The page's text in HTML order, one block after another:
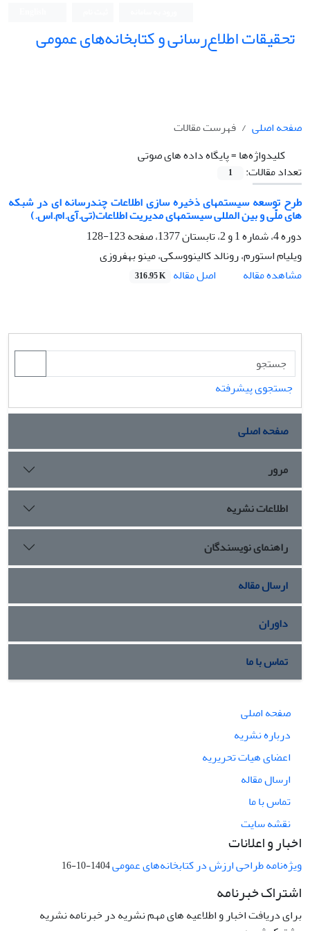
تحقیقات اطلاع‌رسانی و کتابخانه‌های عمومی
صفحه اصلی
فهرست مقالات
کلیدواژه‌ها =پایگاه داده های صوتی
تعداد مقالات:
1
طرح توسعه سیستمهای ذخیره سازی اطلاعات چندرسانه ای در شبکه
های ملّی و بین المللی سیستمهای مدیریت اطلاعات(تی.آی.ام.اس.)
دوره 4، شماره 1 و 2، تابستان 1377، صفحه
123-128
ویلیام استورم، رونالد کالینووسکی، مینو بهفروزی
مشاهده مقاله
اصل مقاله 316.95 K
جستجوی پیشرفته
صفحه اصلی
مرور
اطلاعات نشریه
راهنمای نویسندگان
ارسال مقاله
داوران
تماس با ما
صفحه اصلی
درباره نشریه
اعضای هیات تحریریه
ارسال مقاله
تماس با ما
نقشه سایت
اخبار و اعلانات
ویژه‌نامه طراحی ارزش در کتابخانه‌های عمومی1404-10-16
اشتراک خبرنامه
برای دریافت اخبار و اطلاعیه های مهم نشریه در خبرنامه نشریه